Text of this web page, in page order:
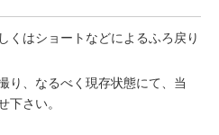
くはショートなどによるふろ戻り
り、なるべく現存状態にて、当
下さい。